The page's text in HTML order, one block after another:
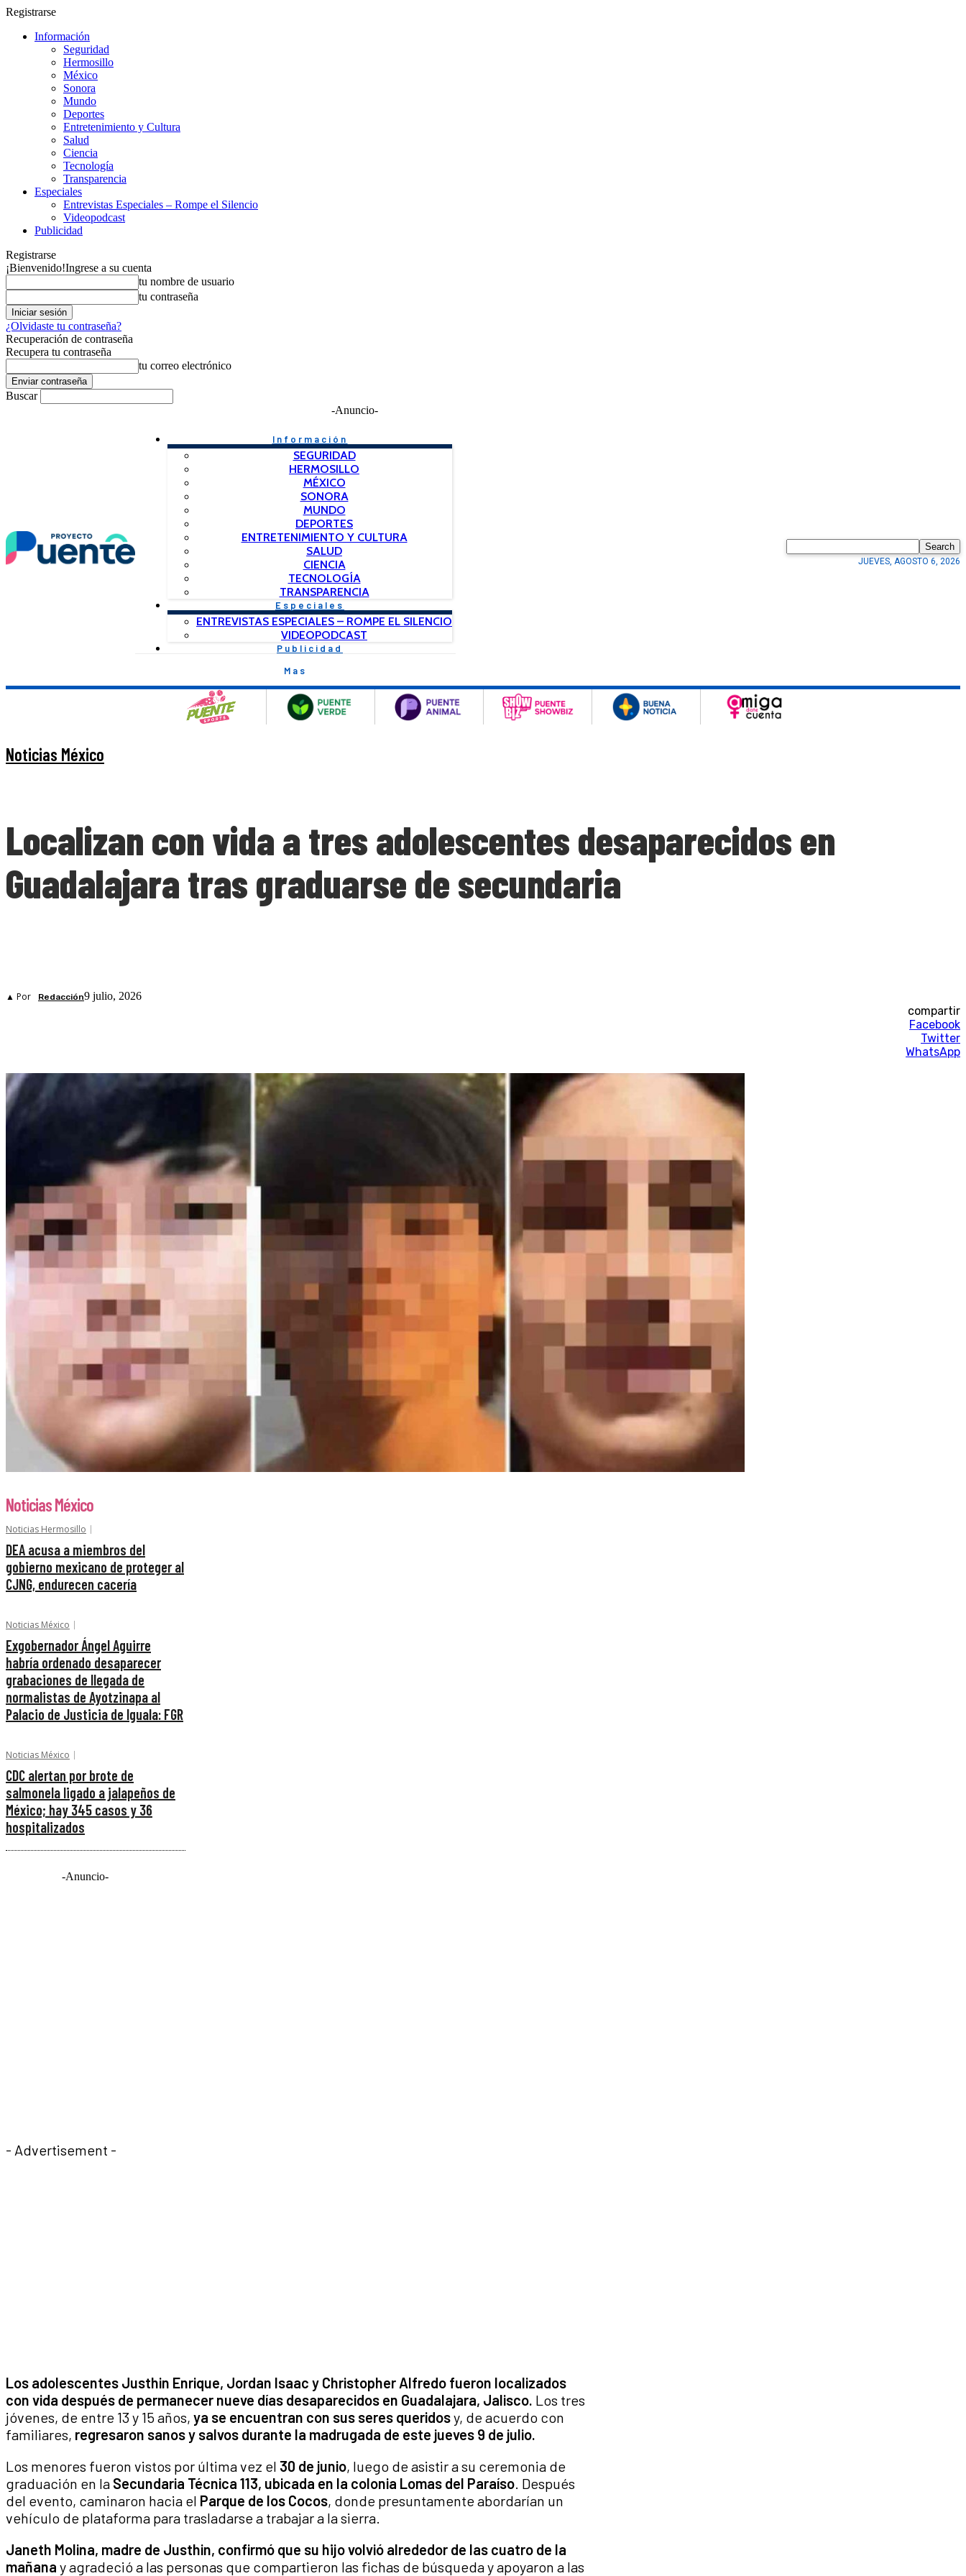
Registrarse
Información
Seguridad
Hermosillo
México
Sonora
Mundo
Deportes
Entretenimiento y Cultura
Salud
Ciencia
Tecnología
Transparencia
Especiales
Entrevistas Especiales – Rompe el Silencio
Videopodcast
Publicidad
Registrarse
¡Bienvenido!Ingrese a su cuenta
tu nombre de usuario
tu contraseña
¿Olvidaste tu contraseña?
Recuperación de contraseña
Recupera tu contraseña
tu correo electrónico
Buscar
-Anuncio-
Información
SEGURIDAD
HERMOSILLO
MÉXICO
SONORA
MUNDO
DEPORTES
ENTRETENIMIENTO Y CULTURA
SALUD
CIENCIA
TECNOLOGÍA
TRANSPARENCIA
Especiales
ENTREVISTAS ESPECIALES – ROMPE EL SILENCIO
VIDEOPODCAST
Publicidad
Mas
Search
JUEVES, AGOSTO 6, 2026
Noticias México
Localizan con vida a tres adolescentes desaparecidos en
Guadalajara tras graduarse de secundaria
▲ Por Redacción9 julio, 2026
compartir
Facebook
Twitter
WhatsApp
Noticias México
Noticias Hermosillo
DEA acusa a miembros del
gobierno mexicano de proteger al
CJNG, endurecen cacería
Noticias México
Exgobernador Ángel Aguirre
habría ordenado desaparecer
grabaciones de llegada de
normalistas de Ayotzinapa al
Palacio de Justicia de Iguala: FGR
Noticias México
CDC alertan por brote de
salmonela ligado a jalapeños de
México; hay 345 casos y 36
hospitalizados
-Anuncio-
- Advertisement -
Los adolescentes Justhin Enrique, Jordan Isaac y Christopher Alfredo fueron localizados
con vida después de permanecer nueve días desaparecidos en Guadalajara, Jalisco. Los tres
jóvenes, de entre 13 y 15 años, ya se encuentran con sus seres queridosy, de acuerdo con
familiares, regresaron sanos y salvos durante la madrugada de este jueves 9 de julio.
Los menores fueron vistos por última vez el 30 de junio, luego de asistir a su ceremonia de
graduación en la Secundaria Técnica 113, ubicada en la colonia Lomas del Paraíso. Después
del evento, caminaron hacia el Parque de los Cocos, donde presuntamente abordarían un
vehículo de plataforma para trasladarse a trabajar a la sierra.
Janeth Molina, madre de Justhin, confirmó que su hijo volvió alrededor de las cuatro de la
mañana y agradeció a las personas que compartieron las fichas de búsqueda y apoyaron a las